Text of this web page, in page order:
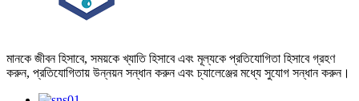
মানকে জীবন হিসাবে, সময়কে খ্যাতি হিসাবে এবং মূল্যকে প্রতিযোগিতা হিসাবে গ্রহণ
করুন, প্রতিযোগিতায় উন্নয়ন সন্ধান করুন এবং চ্যালেঞ্জের মধ্যে সুযোগ সন্ধান করুন।